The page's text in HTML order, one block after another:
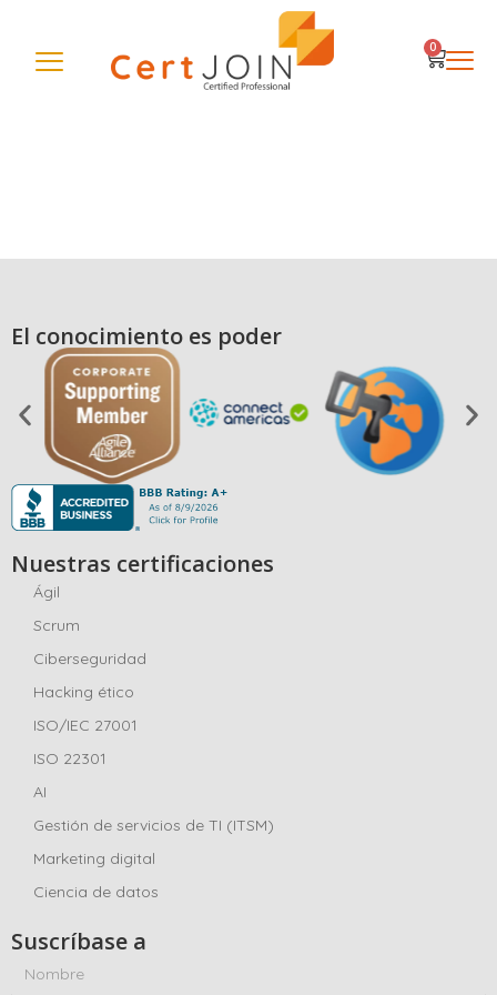
0
El conocimiento es poder
Nuestras certificaciones
Ágil
Scrum
Ciberseguridad
Hacking ético
ISO/IEC 27001
ISO 22301
AI
Gestión de servicios de TI (ITSM)
Marketing digital
Ciencia de datos
Suscríbase a